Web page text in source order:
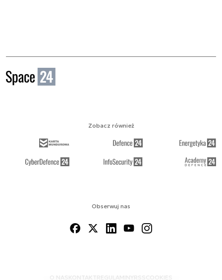
Obserwuj nas
O NAS KONTAKTREGULAMINYRSS COOKIES
Zobacz również